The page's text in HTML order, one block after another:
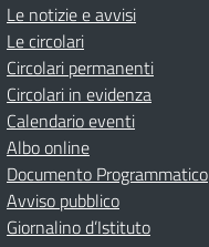
Le notizie e avvisi
Le circolari
Circolari permanenti
Circolari in evidenza
Calendario eventi
Albo online
Documento Programmatico
Avviso pubblico
Giornalino d’Istituto